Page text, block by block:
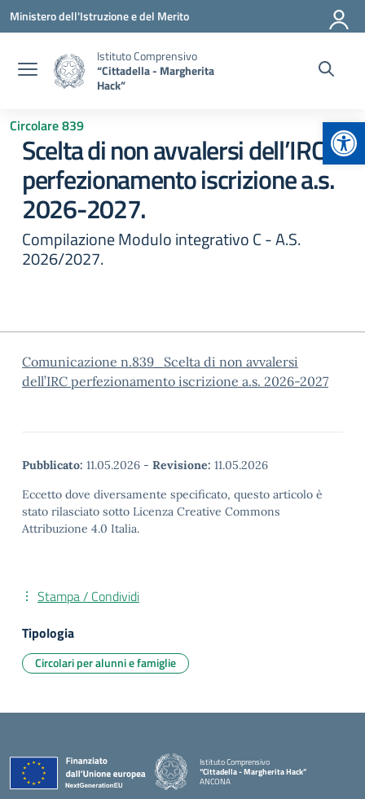
Vai ai contenuti
Vai al menu di navigazione
Vai al footer
Ministero dell'Istruzione e del Merito
Istituto Comprensivo
“Cittadella - Margherita
Hack”
Circolare 839
Scelta di non avvalersi dell’IRC
perfezionamento iscrizione a.s.
2026-2027.
Compilazione Modulo integrativo C - A.S.
2026/2027.
Comunicazione n.839_Scelta di non avvalersi
dell’IRC perfezionamento iscrizione a.s. 2026-2027
Pubblicato: 11.05.2026 - Revisione: 11.05.2026
Eccetto dove diversamente specificato, questo articolo è
stato rilasciato sotto Licenza Creative Commons
Attribuzione 4.0 Italia.
Stampa / Condividi
Tipologia
Circolari per alunni e famiglie
Istituto Comprensivo
“Cittadella - Margherita Hack”
ANCONA